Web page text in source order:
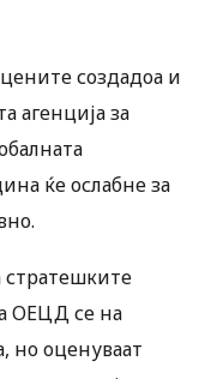
создадоа и
агенција за
ќе ослабне за
ОЕЦД се на
но оценуваат